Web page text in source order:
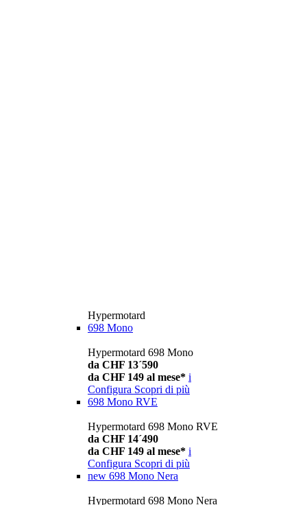
Hypermotard
698 Mono
Hypermotard 698 Mono
da CHF 13´590
da CHF 149 al mese* i
Configura Scopri di più
698 Mono RVE
Hypermotard 698 Mono RVE
da CHF 14´490
da CHF 149 al mese* i
Configura Scopri di più
new 698 Mono Nera
Hypermotard 698 Mono Nera